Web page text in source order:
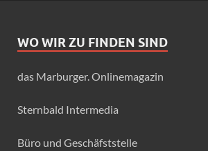
WO WIR ZU FINDEN SIND
das Marburger. Onlinemagazin
Sternbald Intermedia
Büro und Geschäfststelle